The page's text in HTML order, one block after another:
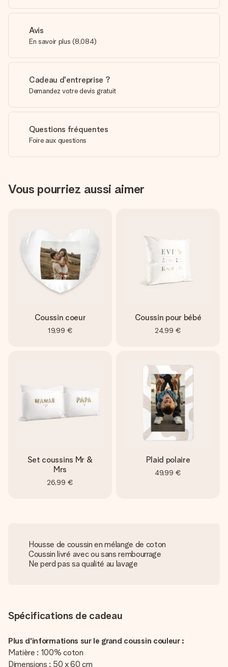
Avis
En savoir plus (8,084)
Cadeau d'entreprise ?
Demandez votre devis gratuit
Questions fréquentes
Foire aux questions
Vous pourriez aussi aimer
Coussin coeur
19,99 €
Coussin pour bébé
24,99 €
Set coussins Mr &
Mrs
26,99 €
Plaid polaire
49,99 €
Housse de coussin en mélange de coton
Coussin livré avec ou sans rembourrage
Ne perd pas sa qualité au lavage
Spécifications de cadeau
Plus d'informations sur le grand coussin couleur :
Matière : 100% coton
Dimensions : 50 x 60 cm